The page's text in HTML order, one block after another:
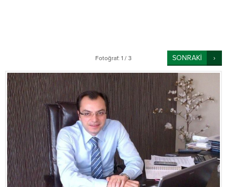
Fotoğraf: 1 / 3 SONRAKİ